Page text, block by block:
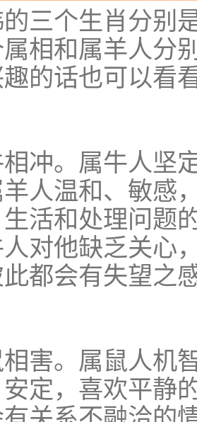
三个生肖分别
相和属羊人分
的话也可以看
冲。属牛人坚
人温和、敏感
活和处理问题
对他缺乏关心
都会有失望之
害。属鼠人机
定，喜欢平静